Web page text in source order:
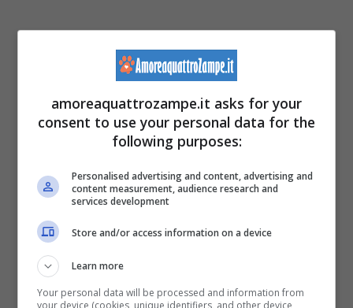
tecniche di gestioneche favoriscono
un’atmosfera rilassante e controllata.
Distogliere lo sguardoè una pratica
efficace che può aiutare a ridurre la tensione
tra i cani.L’uso di comandi di base al cane
come “seduto” o “fermo “essere
estremamente utile nel mantenere il controllo
della situazione.
amoreaquattrozampe.it asks for your
consent to use your personal data for the
following purposes:
Personalised advertising and content, advertising and
content measurement, audience research and
services development
Store and/or access information on a device
Learn more
Your personal data will be processed and information from
your device (cookies, unique identifiers, and other device